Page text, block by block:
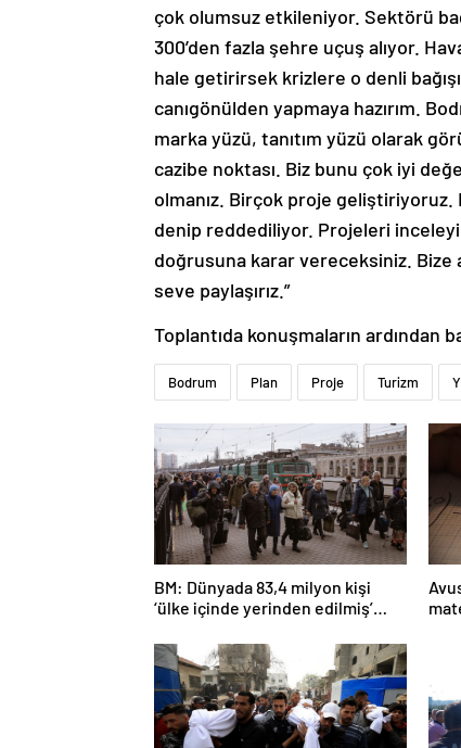
çok olumsuz etkileniyor. Sektörü
300’den fazla şehre uçuş alıyor.
hale getirirsek krizlere o denli
canıgönülden yapmaya hazırım.
marka yüzü, tanıtım yüzü olarak
cazibe noktası. Biz bunu çok iyi
olmanız. Birçok proje
denip reddediliyor. Projeleri
doğrusuna karar vereceksiniz. Bize
seve paylaşırız.”
Toplantıda konuşmaların ardından
Bodrum Plan Proje Turizm
BM: Dünyada 83,4 milyon kişi
‘ülke içinde yerinden edilmiş’